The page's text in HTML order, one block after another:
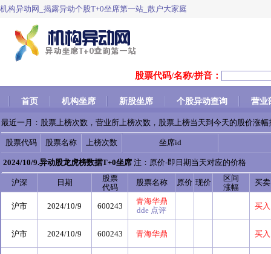
机构异动网_揭露异动个股T+0坐席第一站_散户大家庭
股票代码/名称/拼音：
首页 机构坐席 新股坐席 个股异动查询 营业
最近一月：股票上榜次数，营业所上榜次数，股票上榜当天到今天的股价涨幅
股票代码 股票名称 上榜次数 坐席id
2024/10/9.异动股龙虎榜数据T+0坐席 注：原价-即日期当天对应的价格
沪深 日期
股票
代码
股票名称 原价 现价
区间
涨幅
买卖
沪市 2024/10/9 600243
青海华鼎
dde 点评 买入
沪市 2024/10/9 600243 青海华鼎 买入